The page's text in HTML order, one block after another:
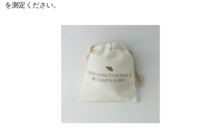
を測定ください。